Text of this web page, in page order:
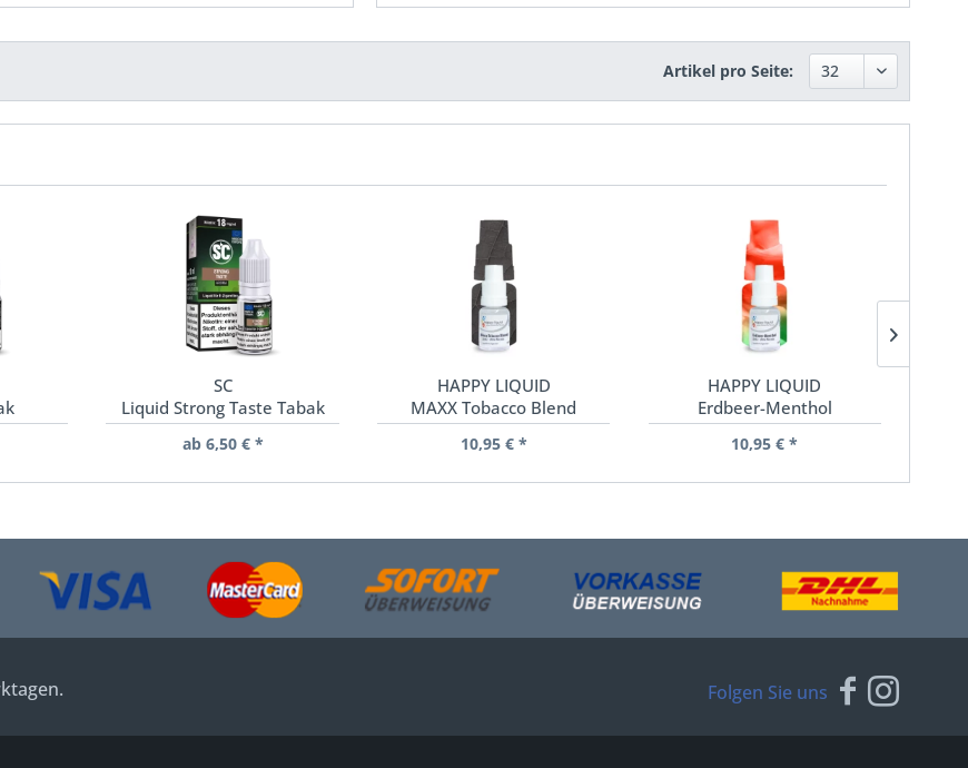
Artikel pro Seite:
SC
Liquid Strong Taste Tabak
ab 6,50 € *
HAPPY LIQUID
MAXX Tobacco Blend
10,95 € *
HAPPY LIQUID
Erdbeer-Menthol
10,95 € *
Folgen Sie uns